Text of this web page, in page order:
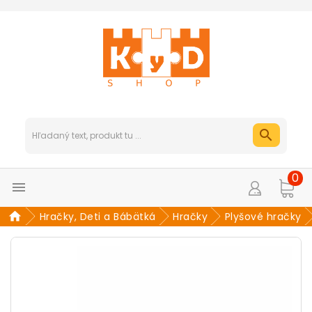

0
Hračky, Deti a Bábätká Hračky Plyšové hračky